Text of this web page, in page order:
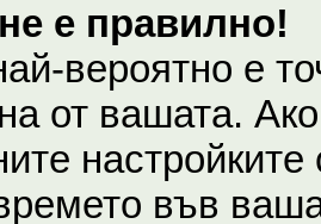
е правилно!
вероятно е
от вашата.
във